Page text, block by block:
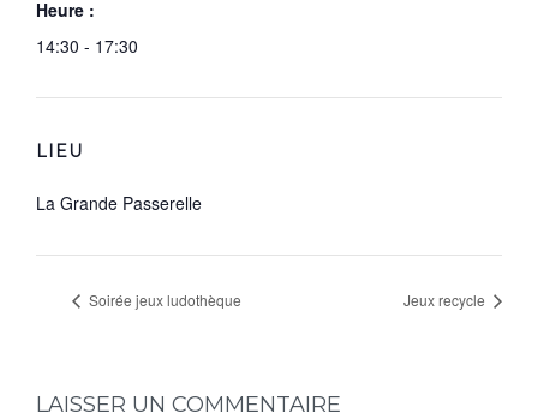
Heure :
14:30 - 17:30
LIEU
La Grande Passerelle
Soirée jeux ludothèque Jeux recycle
LAISSER UN COMMENTAIRE